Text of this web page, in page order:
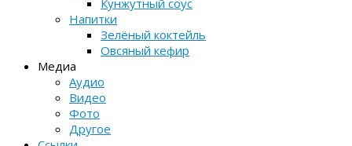
Кунжутный соус
Напитки
Зелёный коктейль
Овсяный кефир
Медиа
Аудио
Видео
Фото
Другое